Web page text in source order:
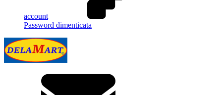
account
Password dimenticata